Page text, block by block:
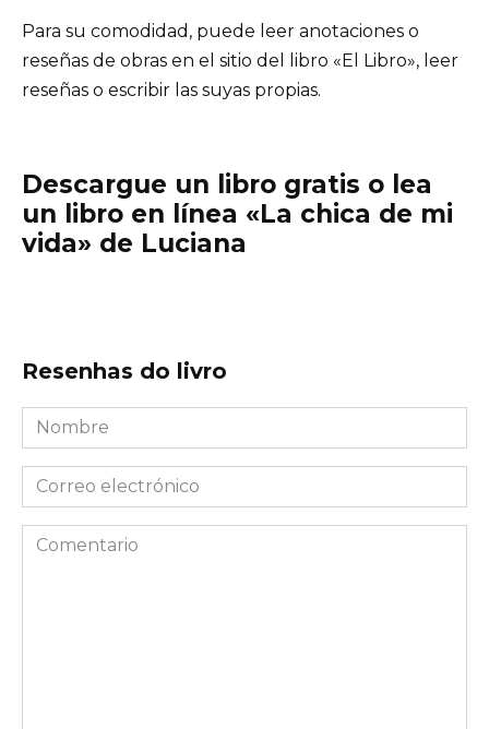
Para su comodidad, puede leer anotaciones o
reseñas de obras en el sitio del libro «El Libro», leer
reseñas o escribir las suyas propias.
Descargue un libro gratis o lea
un libro en línea «La chica de mi
vida» de Luciana
Resenhas do livro
Nombre
*
Correo
electrónico
*Comentario